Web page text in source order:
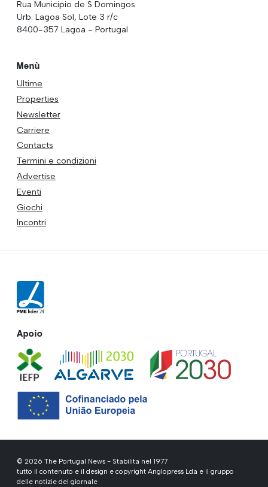
Rua Municipio de S Domingos
Urb. Lagoa Sol, Lote 3 r/c
8400-357 Lagoa - Portugal
Menù
Ultime
Properties
Newsletter
Carriere
Contacts
Termini e condizioni
Advertise
Eventi
Giochi
Incontri
Apoio
© 2026 The Portugal News - Stabilita nel 1977
tutto il contenuto e il design e copyright Anglopress Lda e il gruppo
delle notizie del giornale